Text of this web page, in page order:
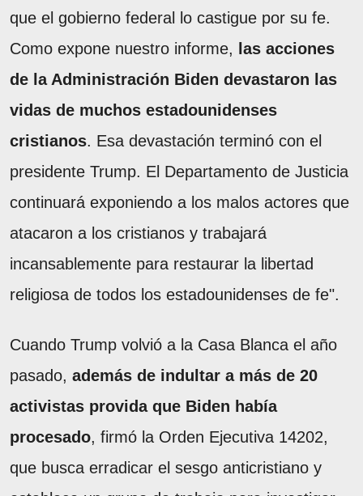
que el gobierno federal lo castigue por su fe.
Como expone nuestro informe,
las acciones
de la Administración Biden devastaron las
vidas de muchos estadounidenses
cristianos. Esa devastación terminó con el
presidente Trump. El Departamento de Justicia
continuará exponiendo a los malos actores que
atacaron a los cristianos y trabajará
incansablemente para restaurar la libertad
religiosa de todos los estadounidenses de fe".
Cuando Trump volvió a la Casa Blanca el año
pasado, además de indultar a más de 20
activistas provida que Biden había
procesado, firmó la Orden Ejecutiva 14202,
que busca erradicar el sesgo anticristiano y